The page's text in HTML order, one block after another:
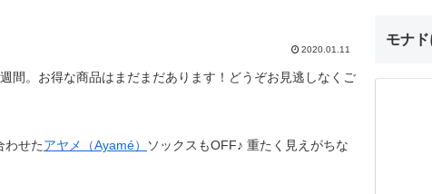
2020.01.11
間。お得な商品はまだまだあります！どうぞお見逃しなくご
わせたアヤメ（Ayamé）
ソックスもOFF♪ 重たく見えがちな
モナ